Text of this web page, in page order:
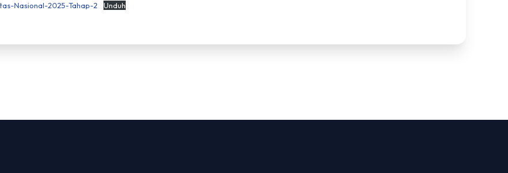
Nasional-2025-Tahap-2 Unduh